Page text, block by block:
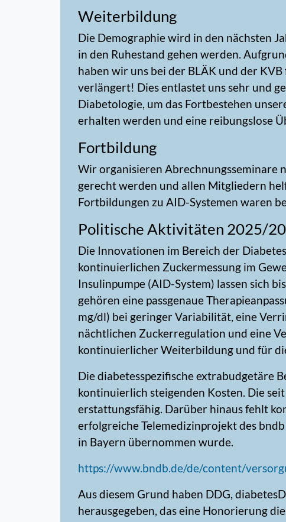
Weiterbildung
Die Demographie wird in den nächsten
in den Ruhestand gehen werden.
haben wir uns bei der BLÄK und der
verlängert! Dies entlastet uns sehr und
Diabetologie, um das Fortbestehen
erhalten werden und eine reibungslose
Fortbildung
Wir organisieren Abrechnungsseminare
gerecht werden und allen Mitgliedern
Fortbildungen zu AID-Systemen waren
Politische Aktivitäten 2025/
Die Innovationen im Bereich der
kontinuierlichen Zuckermessung im
Insulinpumpe (AID-System) lassen sich
gehören eine passgenaue
mg/dl) bei geringer Variabilität, eine
nächtlichen Zuckerregulation und eine
kontinuierlicher Weiterbildung und für
Die diabetesspezifische extrabudgetäre
kontinuierlich steigenden Kosten. Die
erstattungsfähig. Darüber hinaus fehlt
erfolgreiche Telemedizinprojekt des
in Bayern übernommen wurde.
https://www.bndb.de/de/content/
Aus diesem Grund haben DDG,
herausgegeben, das eine Honorierung